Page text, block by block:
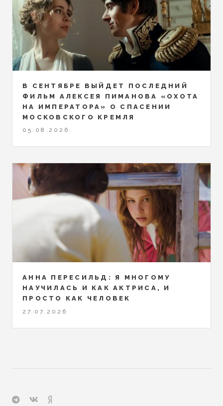
В СЕНТЯБРЕ ВЫЙДЕТ ПОСЛЕДНИЙ
ФИЛЬМ АЛЕКСЕЯ ПИМАНОВА «ОХОТА
НА ИМПЕРАТОРА» О СПАСЕНИИ
МОСКОВСКОГО КРЕМЛЯ
05.08.2026
АННА ПЕРЕСИЛЬД: Я МНОГОМУ
НАУЧИЛАСЬ И КАК АКТРИСА, И
ПРОСТО КАК ЧЕЛОВЕК
27.07.2026